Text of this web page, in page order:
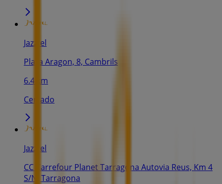
Jazztel
Plaza Aragon, 8, Cambrils
6.4 km
Cerrado
Jazztel
CC Carrefour Planet Tarragona Autovia Reus, Km 4
S/N, Tarragona